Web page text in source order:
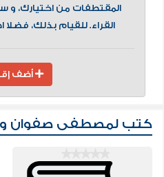
المقتطفات من اختيارك،
القراء. للقيام بذلك،
أضف
كتب لمصطفى صفوان